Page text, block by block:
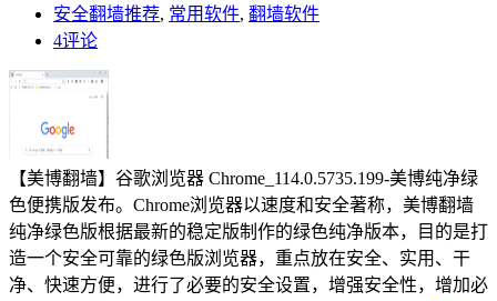
安全翻墙推荐, 常用软件, 翻墙软件
4评论
【美博翻墙】谷歌浏览器 Chrome_114.0.5735.199-美博纯净绿
色便携版发布。Chrome浏览器以速度和安全著称，美博翻墙
纯净绿色版根据最新的稳定版制作的绿色纯净版本，目的是打
造一个安全可靠的绿色版浏览器，重点放在安全、实用、干
净、快速方便，进行了必要的安全设置，增强安全性，增加必